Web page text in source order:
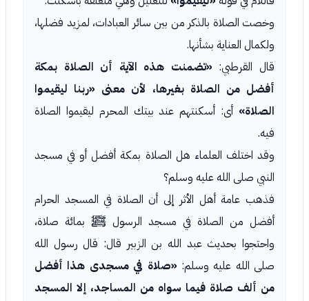
وخصت الصلاة بالذكر من بين سائر العبادات، لمزيد فضلها،
ولكمال العناية بشأنها.
قال القرطبي: «تضمنت هذه الآية أن الصلاة بمكة
أفضل من الصلاة بغيرها، لأن معنى «ربنا ليقيموا
الصلاة» أى: أسكنتهم عند بيتك المحرم ليقيموا الصلاة
فيه.
وقد اختلف العلماء هل الصلاة بمكة أفضل أو في مسجد
النبي صلى الله عليه وسلم؟
فذهب عامة أهل الأثر إلى أن الصلاة في المسجد الحرام
أفضل من الصلاة في مسجد الرسول ﷺ بمائة صلاة،
واحتجوا بحديث عبد الله بن الزبير قال: قال رسول الله
صلى الله عليه وسلم: «صلاة في مسجدى هذا أفضل
من ألف صلاة فيما سواه من المساجد، إلا المسجد